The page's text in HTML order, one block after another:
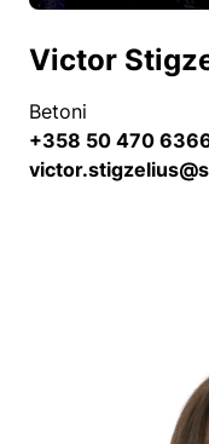
Victor
Betoni
+358 50 470